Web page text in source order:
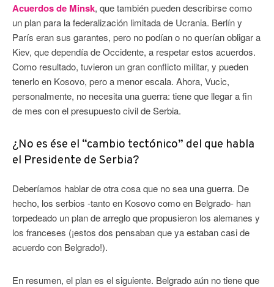
Acuerdos de Minsk, que también pueden describirse como
un plan para la federalización limitada de Ucrania. Berlín y
París eran sus garantes, pero no podían o no querían obligar a
Kiev, que dependía de Occidente, a respetar estos acuerdos.
Como resultado, tuvieron un gran conflicto militar, y pueden
tenerlo en Kosovo, pero a menor escala. Ahora, Vucic,
personalmente, no necesita una guerra: tiene que llegar a fin
de mes con el presupuesto civil de Serbia.
¿No es ése el “cambio tectónico” del que habla
el Presidente de Serbia?
Deberíamos hablar de otra cosa que no sea una guerra. De
hecho, los serbios -tanto en Kosovo como en Belgrado- han
torpedeado un plan de arreglo que propusieron los alemanes y
los franceses (¡estos dos pensaban que ya estaban casi de
acuerdo con Belgrado!).
En resumen, el plan es el siguiente. Belgrado aún no tiene que